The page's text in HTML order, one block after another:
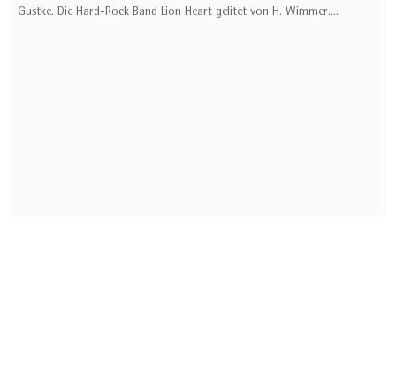
Gustke. Die Hard-Rock Band Lion Heart gelitet von H. Wimmer….